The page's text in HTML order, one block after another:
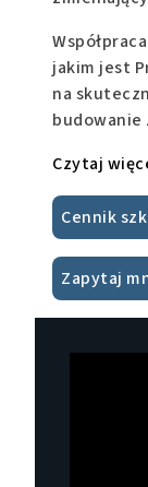
jakim jest
na
budowanie
Czytaj
Cennik
Zapytaj